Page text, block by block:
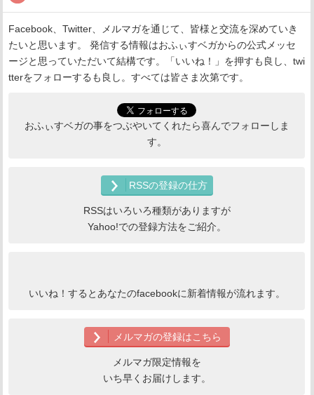
Facebook、Twitter、メルマガを通じて、皆様と交流を深めていき
たいと思います。 発信する情報はおふぃすベガからの公式メッセ
ージと思っていただいて結構です。「いいね！」を押すも良し、twi
tterをフォローするも良し。すべては皆さま次第です。
おふぃすベガの事をつぶやいてくれたら喜んでフォローしま
す。
RSSの登録の仕方
RSSはいろいろ種類がありますが
Yahoo!での登録方法をご紹介。
いいね！するとあなたのfacebookに新着情報が流れます。
メルマガの登録はこちら
メルマガ限定情報を
いち早くお届けします。